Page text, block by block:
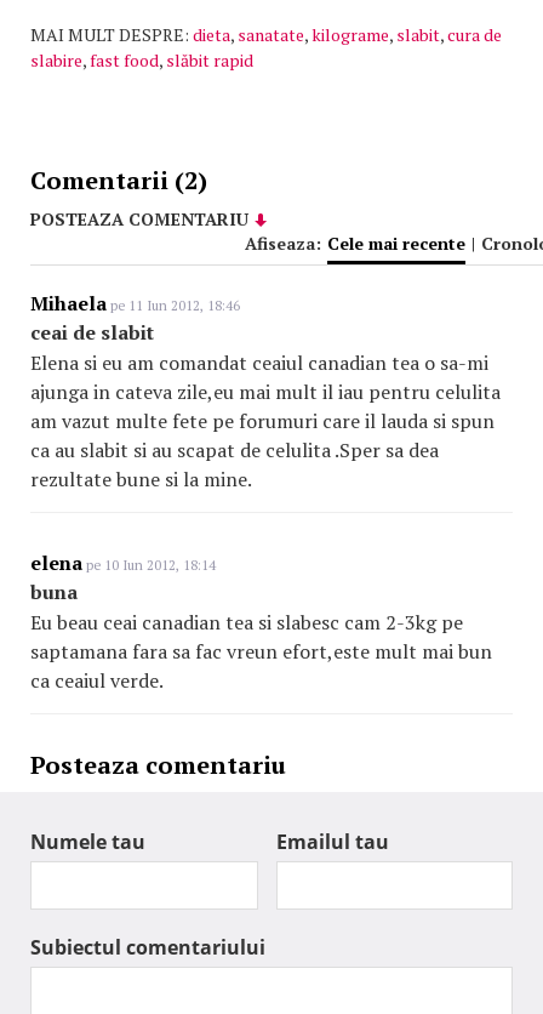
MAI MULT DESPRE: dieta, sanatate,kilograme, slabit,cura de
slabire,fast food, slăbit rapid
Comentarii (2)
POSTEAZA COMENTARIU
Afiseaza: Cele mai recente |
Mihaela pe 11 Iun 2012, 18:46
ceai de slabit
Elena si eu am comandat ceaiul canadian tea o sa-mi
ajunga in cateva zile,eu mai mult il iau pentru celulita
am vazut multe fete pe forumuri care il lauda si spun
ca au slabit si au scapat de celulita .Sper sa dea
rezultate bune si la mine.
elena pe 10 Iun 2012, 18:14
buna
Eu beau ceai canadian tea si slabesc cam 2-3kg pe
saptamana fara sa fac vreun efort,este mult mai bun
ca ceaiul verde.
Posteaza comentariu
Numele tau Emailul tau
Subiectul comentariului